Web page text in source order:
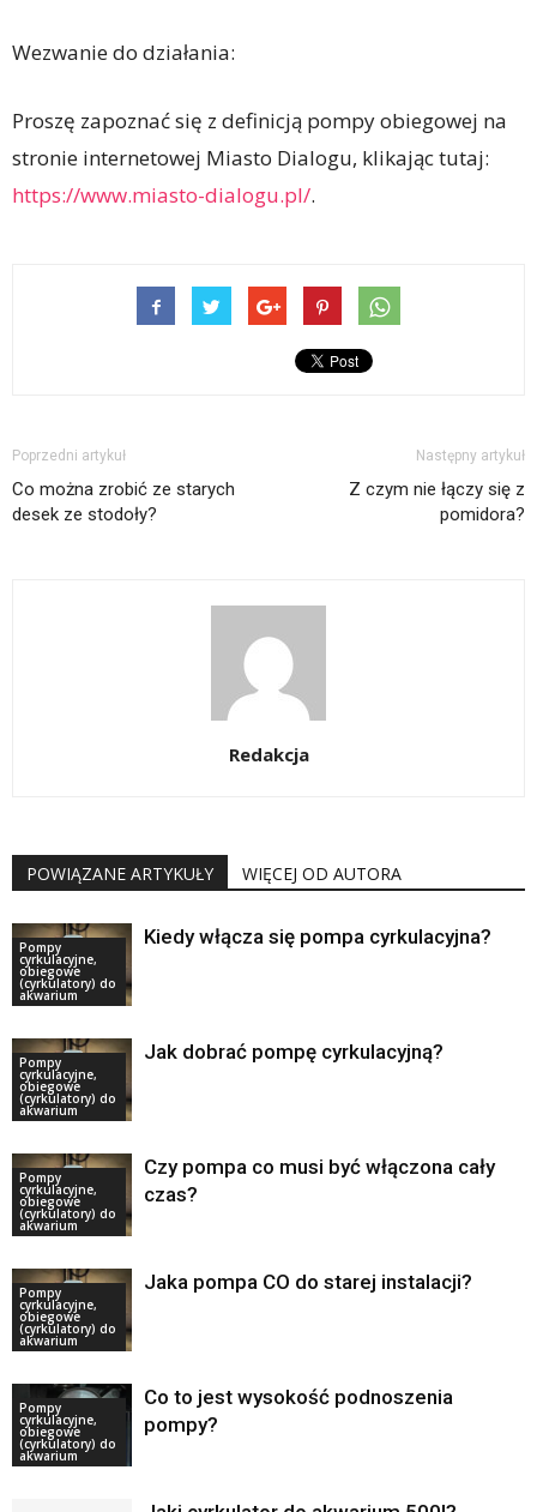
Wezwanie do działania:
Proszę zapoznać się z definicją pompy obiegowej na
stronie internetowej Miasto Dialogu, klikając tutaj:
https://www.miasto-dialogu.pl/.
Poprzedni artykuł
Co można zrobić ze starych
desek ze stodoły?
Następny artykuł
Z czym nie łączy się z
pomidora?
Redakcja
POWIĄZANE ARTYKUŁY WIĘCEJ OD AUTORA
Pompy
cyrkulacyjne,
obiegowe
(cyrkulatory) do
akwarium
Kiedy włącza się pompa cyrkulacyjna?
Pompy
cyrkulacyjne,
obiegowe
(cyrkulatory) do
akwarium
Jak dobrać pompę cyrkulacyjną?
Pompy
cyrkulacyjne,
obiegowe
(cyrkulatory) do
akwarium
Czy pompa co musi być włączona cały
czas?
Pompy
cyrkulacyjne,
obiegowe
(cyrkulatory) do
akwarium
Jaka pompa CO do starej instalacji?
Pompy
cyrkulacyjne,
obiegowe
(cyrkulatory) do
akwarium
Co to jest wysokość podnoszenia
pompy?